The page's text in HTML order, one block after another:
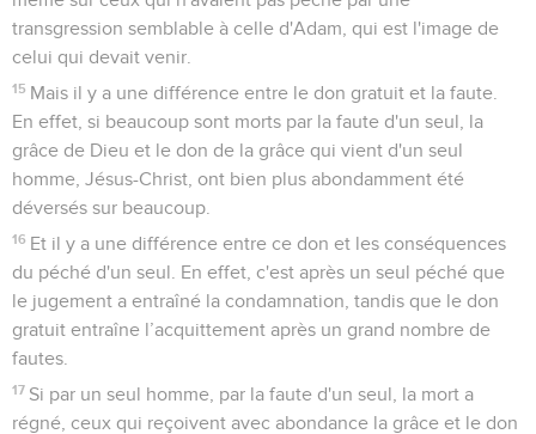
transgression semblable à celle d'Adam, qui est l'image de
celui qui devait venir.
15 Mais il y a une différence entre le don gratuit et la faute.
En effet, si beaucoup sont morts par la faute d'un seul, la
grâce de Dieu et le don de la grâce qui vient d'un seul
homme, Jésus-Christ, ont bien plus abondamment été
déversés sur beaucoup.
16 Et il y a une différence entre ce don et les conséquences
du péché d'un seul. En effet, c'est après un seul péché que
le jugement a entraîné la condamnation, tandis que le don
gratuit entraîne l’acquittement après un grand nombre de
fautes.
17 Si par un seul homme, par la faute d'un seul, la mort a
régné, ceux qui reçoivent avec abondance la grâce et le don